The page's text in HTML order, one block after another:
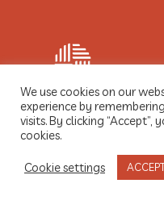
© 2021 Dobre
We use cookies on our
experience by
visits. By clicking
cookies.
Cookie settings